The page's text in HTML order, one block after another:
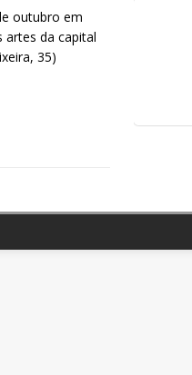
outubro em
artes da capital
35)